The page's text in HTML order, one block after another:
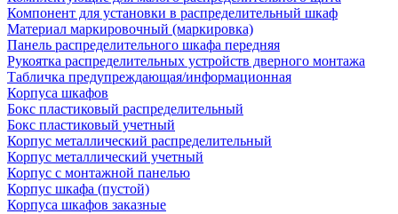
Компонент для установки в распределительный шкаф
Материал маркировочный (маркировка)
Панель распределительного шкафа передняя
Рукоятка распределительных устройств дверного монтажа
Табличка предупреждающая/информационная
Корпуса шкафов
Бокс пластиковый распределительный
Бокс пластиковый учетный
Корпус металлический распределительный
Корпус металлический учетный
Корпус с монтажной панелью
Корпус шкафа (пустой)
Корпуса шкафов заказные